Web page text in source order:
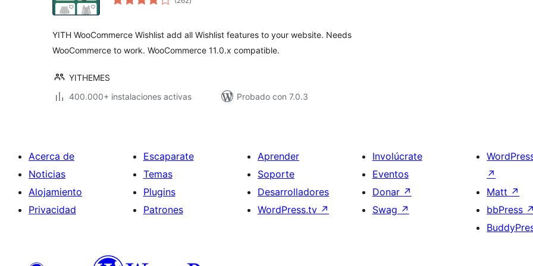
de
YITH WooCommerce Wishlist add all Wishlist features to your website. Needs
WooCommerce to work. WooCommerce 11.0.x compatible.
YITHEMES
400.000+ instalaciones activas
Probado con 7.0.3
Acerca de
Noticias
Alojamiento
Privacidad
Escaparate
Temas
Plugins
Patrones
Aprender
Soporte
Desarrolladores
WordPress.tv ↗
Involúcrate
Eventos
Donar ↗
Swag ↗
↗
Matt ↗
bbPress ↗